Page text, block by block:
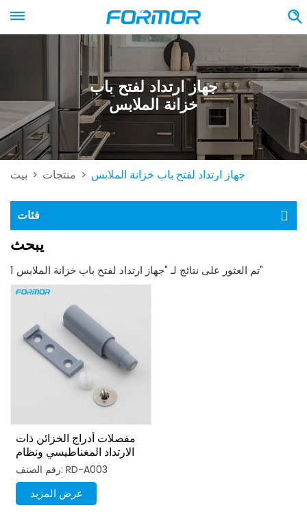
جهاز ارتداد لفتح باب
خزانة الملابس
بيت > منتجات > جهاز ارتداد لفتح باب خزانة الملابس
فئات
يبحث
1 تم العثور على نتائج لـ "جهاز ارتداد لفتح باب خزانة الملابس"
مفصلات أدراج الخزائن ذات
الارتداد المغناطيسي ونظام
الفتح بالضغطرقم الصنف: RD-A003
عرض المزيد